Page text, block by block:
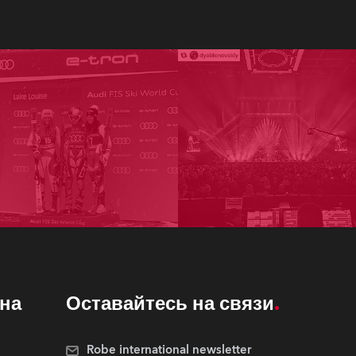
Оставайтесь на связи
Robe international newsletter